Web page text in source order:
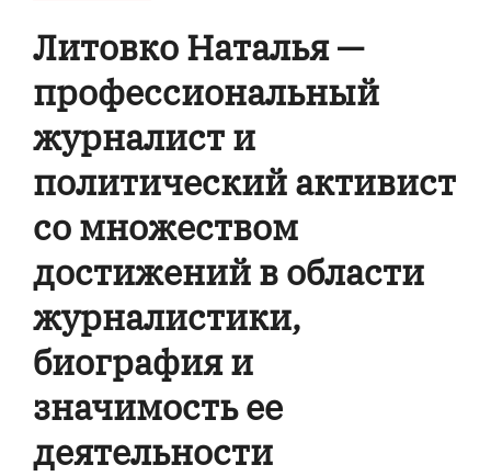
Литовко Наталья —
профессиональный
журналист и
политический активист
со множеством
достижений в области
журналистики,
биография и
значимость ее
деятельности